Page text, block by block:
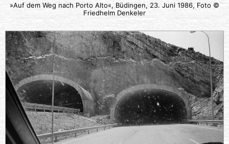
»Auf dem Weg nach Porto Alto«, Büdingen, 23. Juni 1986, Foto ©
Friedhelm Denkeler